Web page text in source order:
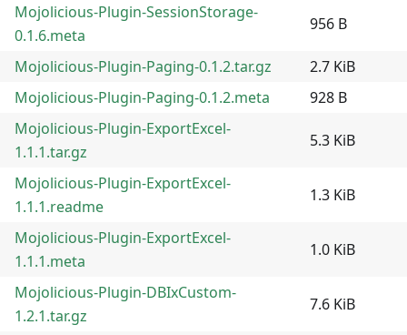
Mojolicious-Plugin-SessionStorage-
0.1.6.meta
956 B
Mojolicious-Plugin-Paging-0.1.2.tar.gz
2.7 KiB
Mojolicious-Plugin-Paging-0.1.2.meta
928 B
Mojolicious-Plugin-ExportExcel-
1.1.1.tar.gz
5.3 KiB
Mojolicious-Plugin-ExportExcel-
1.1.1.readme
1.3 KiB
Mojolicious-Plugin-ExportExcel-
1.1.1.meta
1.0 KiB
Mojolicious-Plugin-DBIxCustom-
1.2.1.tar.gz
7.6 KiB